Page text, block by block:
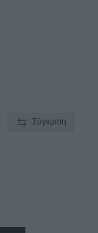
Σύγκριση